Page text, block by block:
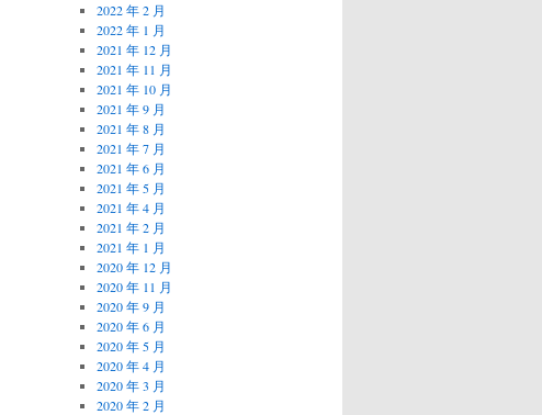
2022 年 2 月
2022 年 1 月
2021 年 12 月
2021 年 11 月
2021 年 10 月
2021 年 9 月
2021 年 8 月
2021 年 7 月
2021 年 6 月
2021 年 5 月
2021 年 4 月
2021 年 2 月
2021 年 1 月
2020 年 12 月
2020 年 11 月
2020 年 9 月
2020 年 6 月
2020 年 5 月
2020 年 4 月
2020 年 3 月
2020 年 2 月